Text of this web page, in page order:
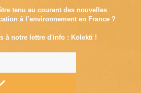
tenu au courant des nouvelles
à l’environnement en France ?
à notre lettre d'info : Kolekti !